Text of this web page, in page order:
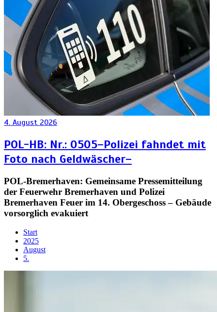
4. August 2026
POL-HB: Nr.: 0505–Polizei fahndet mit
Foto nach Geldwäscher–
POL-Bremerhaven: Gemeinsame Pressemitteilung
der Feuerwehr Bremerhaven und Polizei
Bremerhaven Feuer im 14. Obergeschoss – Gebäude
vorsorglich evakuiert
Start
2025
August
5.